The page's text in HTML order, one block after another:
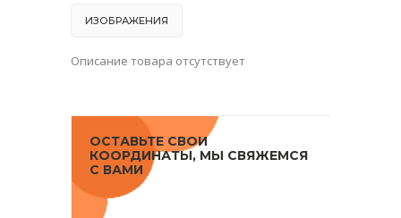
ИЗОБРАЖЕНИЯ
Описание товара отсутствует
ОСТАВЬТЕ СВОИ
КООРДИНАТЫ, МЫ СВЯЖЕМСЯ
С ВАМИ